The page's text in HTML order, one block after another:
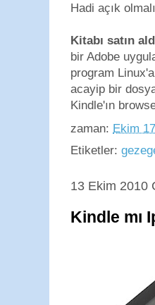
Hadi açık
Kitabı satın
bir Adobe
program
acayip bir
Kindle'ın
zaman: Ekim
Etiketler:
13 Ekim 2010
Kindle mı